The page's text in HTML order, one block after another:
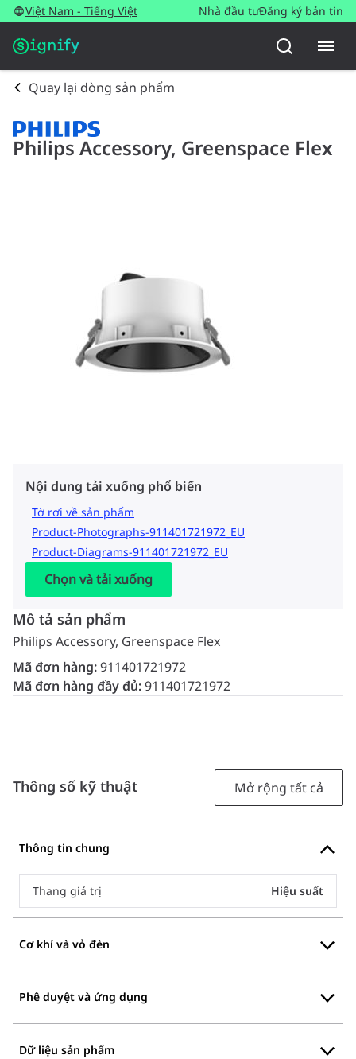
Việt Nam - Tiếng Việt Nhà đầu tưĐăng ký bản tin
Quay lại dòng sản phẩm
Philips Accessory, Greenspace Flex
Nội dung tải xuống phổ biến
Tờ rơi về sản phẩm
Product-Photographs-911401721972_EU
Product-Diagrams-911401721972_EU
Chọn và tải xuống
Mô tả sản phẩm
Philips Accessory, Greenspace Flex
Mã đơn hàng:911401721972
Mã đơn hàng đầy đủ:911401721972
Thông số kỹ thuật Mở rộng tất cả
Thông tin chung
Thang giá trị Hiệu suất
Cơ khí và vỏ đèn
Phê duyệt và ứng dụng
Dữ liệu sản phẩm